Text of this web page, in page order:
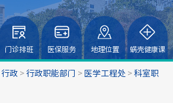
门诊排班 医保服务 地理位置 蜗壳健康课
行政> 行政职能部门 > 医学工程处 > 科室职